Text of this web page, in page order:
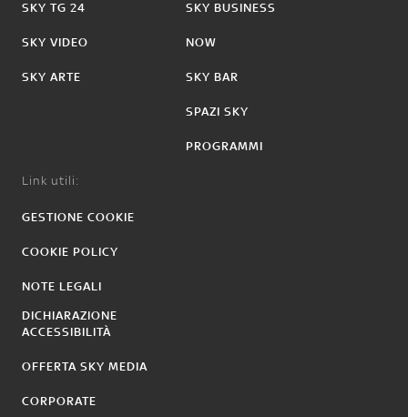
SKY TG 24
SKY VIDEO
SKY ARTE
SKY BUSINESS
NOW
SKY BAR
SPAZI SKY
PROGRAMMI
Link utili:
GESTIONE COOKIE
COOKIE POLICY
NOTE LEGALI
DICHIARAZIONE
ACCESSIBILITÀ
OFFERTA SKY MEDIA
CORPORATE